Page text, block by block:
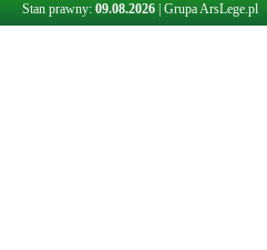
Stan prawny: 09.08.2026 Grupa ArsLege.pl